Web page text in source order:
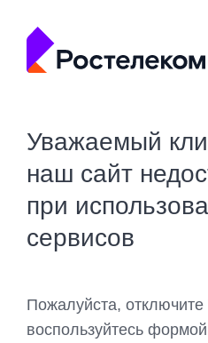
Уважаемый
наш сайт
при
сервисов
Пожалуйста,
воспользуйтесь